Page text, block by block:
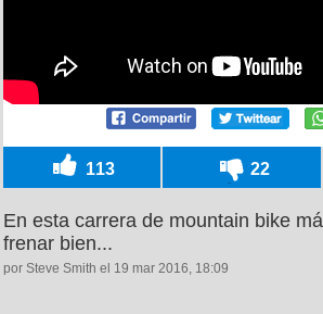
113 22
En esta carrera de mountain bike
frenar bien...
por Steve Smith el 19 mar 2016, 18:09